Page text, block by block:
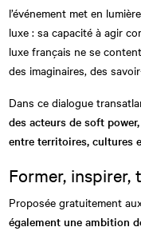
l’événement met en
luxe : sa capacité à agir
luxe français ne se
des imaginaires, des
Dans ce dialogue
des acteurs de soft
entre territoires, cultures
Former, inspirer,
Proposée gratuitement
également une ambition